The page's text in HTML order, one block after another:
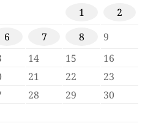
1
2
6 7 8
9
14 15
16
21 22
23
28 29
30